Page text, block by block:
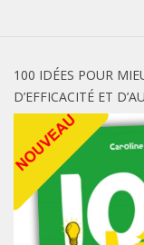
100 IDÉES POUR
D’EFFICACITÉ ET